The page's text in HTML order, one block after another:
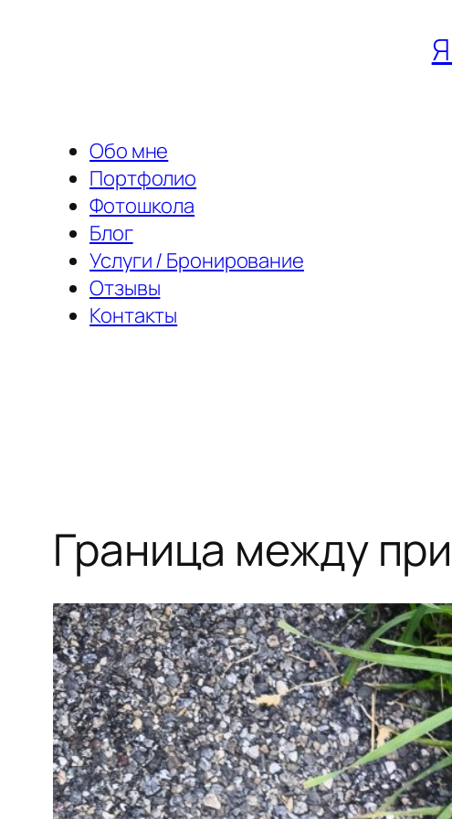
Обо мне
Портфолио
Фотошкола
Блог
Услуги / Бронирование
Отзывы
Контакты
Граница между